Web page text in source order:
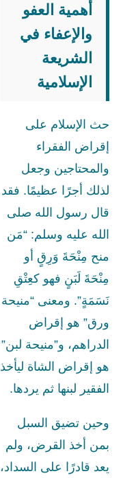
أهمية العفو
والإعفاء في
الشريعة
الإسلامية
حث الإسلام على
إقراض الفقراء
والمحتاجين وجعل
لذلك أجرًا عظيمًا. فقد
قال رسول الله صلى
الله عليه وسلم: “مَن
منح مِنْحَةَ وَرِقٍ أو
مِنْحَةَ لَبَنٍ فهو كعِتْقِ
نَسَمَةٍ”. ومعنى “منيحة
ورق” هو إقراض
الدراهم، و”منيحة لبن”
هو إقراض الشاة ليأخذ
الفقير لبنها ثم يردها.
وحين تضيق السبل
بمن أخذ القرض، ولم
يعد قادرًا على السداد،